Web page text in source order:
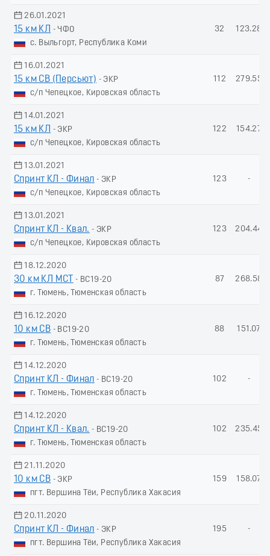
26.01.2021
15 км КЛ
- ЧФО
с. Выльгорт, Республика Коми
32 123.28
16.01.2021
15 км СВ (Пеpсьют) - ЭКР
с/п Чепецкое, Кировская область
112 279.55
14.01.2021
15 км КЛ
- ЭКР
с/п Чепецкое, Кировская область
122 154.27
13.01.2021
Спринт КЛ - Финал - ЭКР
с/п Чепецкое, Кировская область
123 -
13.01.2021
Спринт КЛ - Квал. - ЭКР
с/п Чепецкое, Кировская область
123 204.44
18.12.2020
30 км КЛ МСТ
- ВС19-20
г. Тюмень, Тюменская область
87 268.58
16.12.2020
10 км СВ - ВС19-20
г. Тюмень, Тюменская область
88 151.07
14.12.2020
Спринт КЛ - Финал - ВС19-20
г. Тюмень, Тюменская область
102 -
14.12.2020
Спринт КЛ - Квал. - ВС19-20
г. Тюмень, Тюменская область
102 235.45
21.11.2020
10 км СВ - ЭКР
пгт. Вершина Тёи, Республика Хакасия
159 158.07
20.11.2020
Спринт КЛ - Финал - ЭКР
пгт. Вершина Тёи, Республика Хакасия
195 -